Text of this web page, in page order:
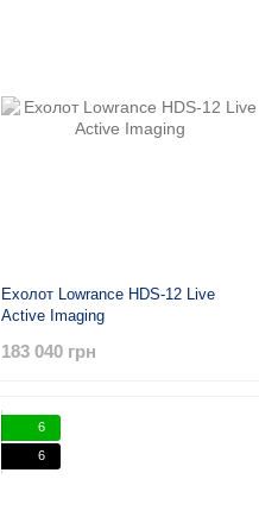
Ехолот Lowrance HDS-12 Live
Active Imaging
183 040 грн
6
6